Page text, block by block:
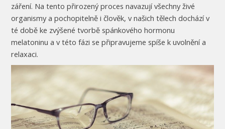
záření. Na tento přirozený proces navazují všechny živé
organismy a pochopitelně i člověk, v našich tělech dochází v
té době ke zvýšené tvorbě spánkového hormonu
melatoninu a v této fázi se připravujeme spíše k uvolnění a
relaxaci.